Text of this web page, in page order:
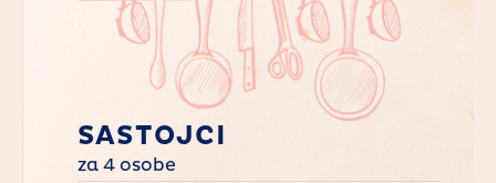
SASTOJCI
za 4 osobe